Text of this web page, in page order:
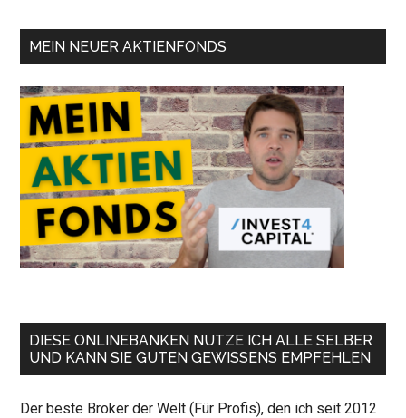
MEIN NEUER AKTIENFONDS
DIESE ONLINEBANKEN NUTZE ICH ALLE SELBER
UND KANN SIE GUTEN GEWISSENS EMPFEHLEN
Der beste Broker der Welt (Für Profis), den ich seit 2012